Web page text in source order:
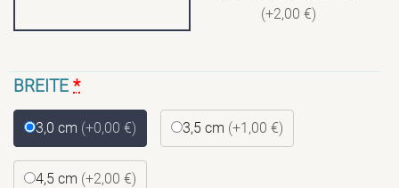
(+2,00 €)
BREITE *
3,0 cm (+0,00 €) 3,5 cm (+1,00 €)
4,5 cm (+2,00 €)